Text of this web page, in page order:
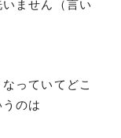
ません（言い
っていてどこ
のは